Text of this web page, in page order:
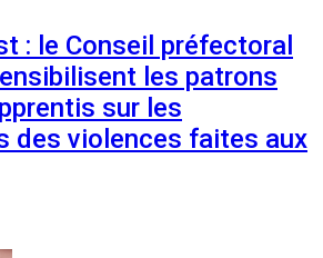
: le Conseil préfectoral
les patrons
sur les
des violences faites aux